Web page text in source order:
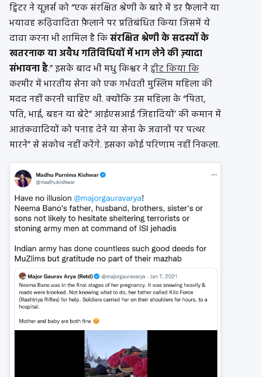
ट्विटर ने यूज़र्स को “एक संरक्षित श्रेणी के बारे में डर फ़ैलाने या
भयावह रूढ़िवादिता फ़ैलाने पर प्रतिबंधित किया जिसमें ये
दावा करना भी शामिल है किसंरक्षित श्रेणी के सदस्यों के
खतरनाक या अवैध गतिविधियों में भाग लेने की ज़्यादा
संभावना है.” इसके बाद भी मधु किश्वर नेट्वीट किया कि
कश्मीर में भारतीय सेना को एक गर्भवती मुस्लिम महिला की
मदद नहीं करनी चाहिए थी. क्योंकि उस महिला के “पिता,
पति, भाई, बहन या बेटे” आईएसआई ‘जिहादियों’ की कमान में
आतंकवादियों को पनाह देने या सेना के जवानों पर पत्थर
मारने” से संकोच नहीं करेंगे. इसका कोई परिणाम नहीं निकला.